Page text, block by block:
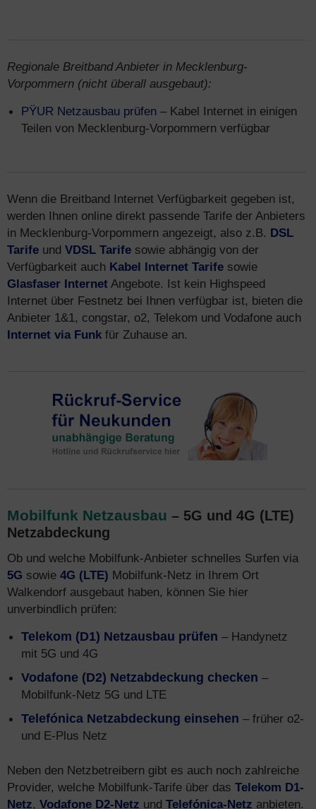
Regionale Breitband Anbieter in Mecklenburg-
Vorpommern (nicht überall ausgebaut):
PŸUR Netzausbau prüfen – Kabel Internet in einigen
Teilen von Mecklenburg-Vorpommern verfügbar
Wenn die Breitband Internet Verfügbarkeit gegeben ist,
werden Ihnen online direkt passende Tarife der Anbieters
in Mecklenburg-Vorpommern angezeigt, also z.B. DSL
Tarife und VDSL Tarife sowie abhängig von der
Verfügbarkeit auch Kabel Internet Tarife sowie
Glasfaser Internet Angebote. Ist kein Highspeed
Internet über Festnetz bei Ihnen verfügbar ist, bieten die
Anbieter 1&1, congstar, o2, Telekom und Vodafone auch
Internet via Funk für Zuhause an.
Mobilfunk Netzausbau – 5G und 4G (LTE)
Netzabdeckung
Ob und welche Mobilfunk-Anbieter schnelles Surfen via
5G sowie 4G (LTE) Mobilfunk-Netz in Ihrem Ort
Walkendorf ausgebaut haben, können Sie hier
unverbindlich prüfen:
Telekom (D1) Netzausbau prüfen – Handynetz
mit 5G und 4G
Vodafone (D2) Netzabdeckung checken –
Mobilfunk-Netz 5G und LTE
Telefónica Netzabdeckung einsehen – früher o2-
und E-Plus Netz
Neben den Netzbetreibern gibt es auch noch zahlreiche
Provider, welche Mobilfunk-Tarife über das Telekom D1-
Netz, Vodafone D2-Netz und Telefónica-Netz anbieten.